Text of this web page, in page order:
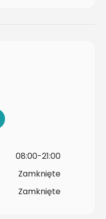
08:00-21:00
Zamknięte
Zamknięte